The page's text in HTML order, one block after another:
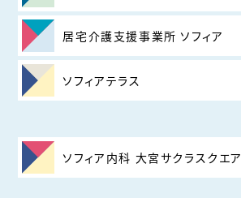
居宅介護支援事業所 ソフィア
ソフィアテラス
ソフィア内科 大宮サクラスクエア